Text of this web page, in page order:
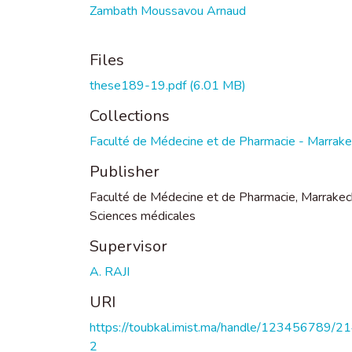
Zambath Moussavou Arnaud
Files
these189-19.pdf(6.01 MB)
Collections
Faculté de Médecine et de Pharmacie -
Publisher
Faculté de Médecine et de Pharmacie,
Sciences médicales
Supervisor
A. RAJI
URI
https://toubkal.imist.ma/handle/123456789/
2